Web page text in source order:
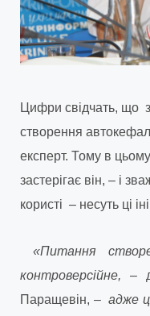
Цифри свідчать, що
створення
експерт. Тому в цьому
застерігає він, – і
користі – несуть ці
«Питання
контроверсійне, –
Паращевін, – адже